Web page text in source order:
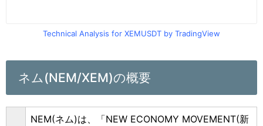
Technical Analysis for XEMUSDT by TradingView
ネム(NEM/XEM)の概要
NEM(ネム)は、「NEW ECONOMY MOVEMENT(新